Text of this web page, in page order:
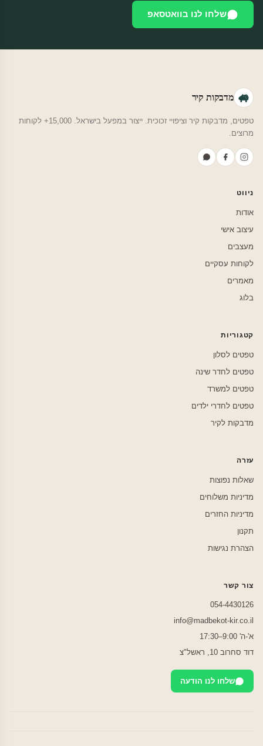
שלחו לנו בוואטסאפ
מדבקות קיר
טפטים, מדבקות קיר וציפויי זכוכית. ייצור במפעל בישראל. 15,000+ לקוחות
מרוצים.
ניווט
אודות
עיצוב אישי
מעצבים
לקוחות עסקיים
מאמרים
בלוג
קטגוריות
טפטים לסלון
טפטים לחדר שינה
טפטים למשרד
טפטים לחדרי ילדים
מדבקות לקיר
עזרה
שאלות נפוצות
מדיניות משלוחים
מדיניות החזרים
תקנון
הצהרת נגישות
צור קשר
054-4430126
info@madbekot-kir.co.il
א'-ה' 9:00–17:30
דוד סחרוב 10, ראשל"צ
שלחו לנו הודעה